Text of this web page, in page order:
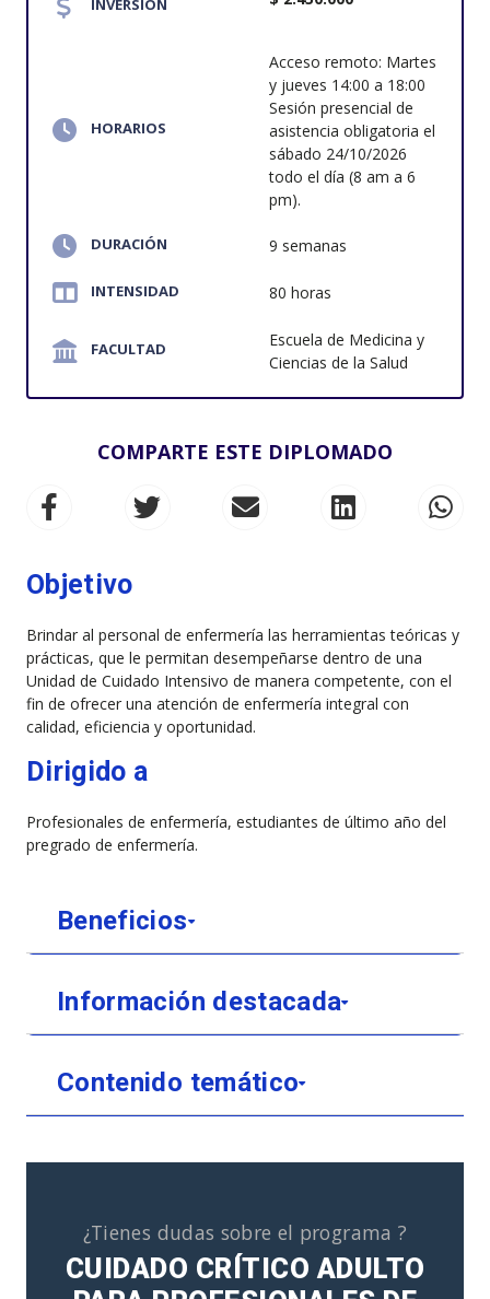
INVERSIÓN
HORARIOS
Acceso remoto: Martes
y jueves 14:00 a 18:00
Sesión presencial de
asistencia obligatoria el
sábado 24/10/2026
todo el día (8 am a 6
pm).
DURACIÓN 9 semanas
INTENSIDAD 80 horas
FACULTAD
Escuela de Medicina y
Ciencias de la Salud
COMPARTE ESTE DIPLOMADO
Objetivo
Brindar al personal de enfermería las herramientas teóricas y
prácticas, que le permitan desempeñarse dentro de una
Unidad de Cuidado Intensivo de manera competente, con el
fin de ofrecer una atención de enfermería integral con
calidad, eficiencia y oportunidad.
Dirigido a
Profesionales de enfermería, estudiantes de último año del
pregrado de enfermería.
Beneficios
Información destacada
Contenido temático
¿Tienes dudas sobre el programa ?
CUIDADO CRÍTICO ADULTO